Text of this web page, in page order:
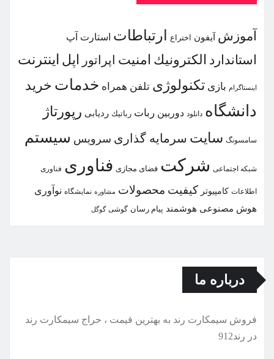
آموزش آیفون اختراع ارتباطات استارت آپ
استاندارد الكترونیك امنیت اپراتور اپل اینترنت
اینستاگرام بازی تكنولوژی تلفن همراه خدمات خرید
دانشگاه دانلود دوربین ربات رباتیك ردیابی رپورتاژ
سامسونگ سایت سرمایه گذاری سرویس سیستم
شبكه اجتماعی شركت فضای مجازی فناوری فناوری
اطلاعات كامپیوتر كیفیت محصولات مشاوره نمایشگاه نوآوری
هوش مصنوعی هوشمند پیام رسان گوشی گوگل
درباره ما
فروش سیمكارت رند به بهترین قیمت ، حراج سیمكارت رند
در رند912